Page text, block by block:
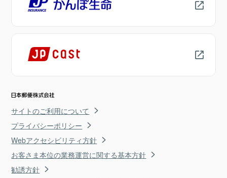
サイトのご利用について
プライバシーポリシー
Webアクセシビリティ方針
お客さま本位の業務運営に関する基本方針
勧誘方針